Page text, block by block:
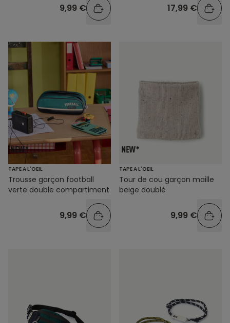
9,99 € 17,99 €
TAPE A L'OEIL
Trousse garçon football
verte double compartiment
9,99 €
TAPE A L'OEIL
Tour de cou garçon maille
beige doublé
9,99 €